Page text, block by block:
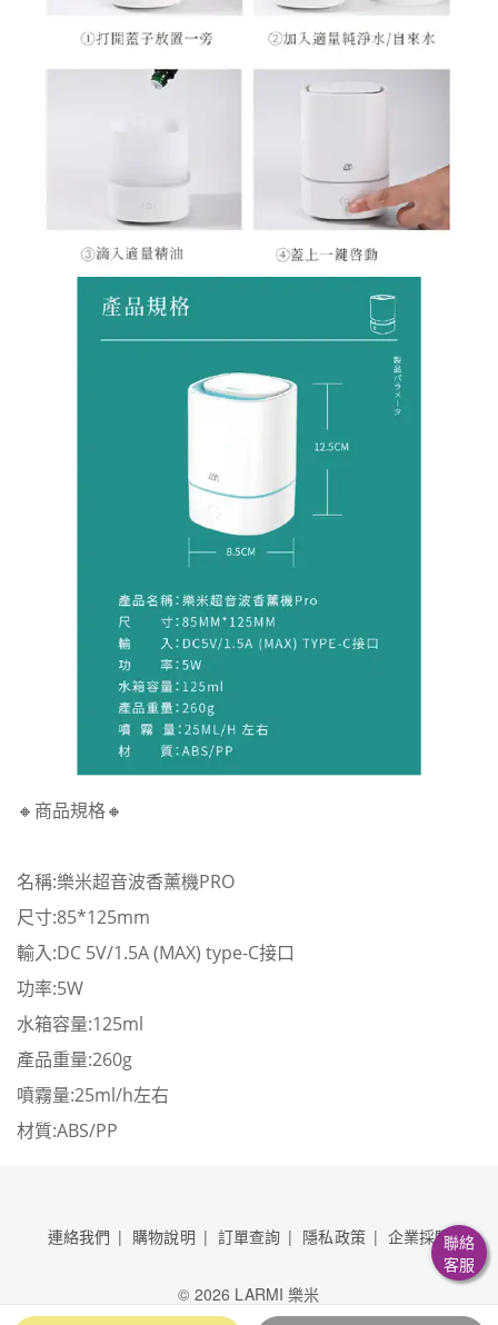
🔸商品規格🔸
名稱:樂米超音波香薰機PRO
尺寸:85*125mm
輸入:DC 5V/1.5A (MAX) type-C接口
功率:5W
水箱容量:125ml
產品重量:260g
噴霧量:25ml/h左右
材質:ABS/PP
連絡我們 購物說明 訂單查詢 隱私政策 企業採購
© 2026 LARMI 樂米
晶讚企業有限公司 83151989
聯絡
客服